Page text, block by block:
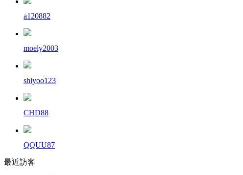
a120882
moely2003
shiyoo123
CHD88
QQUU87
最近訪客